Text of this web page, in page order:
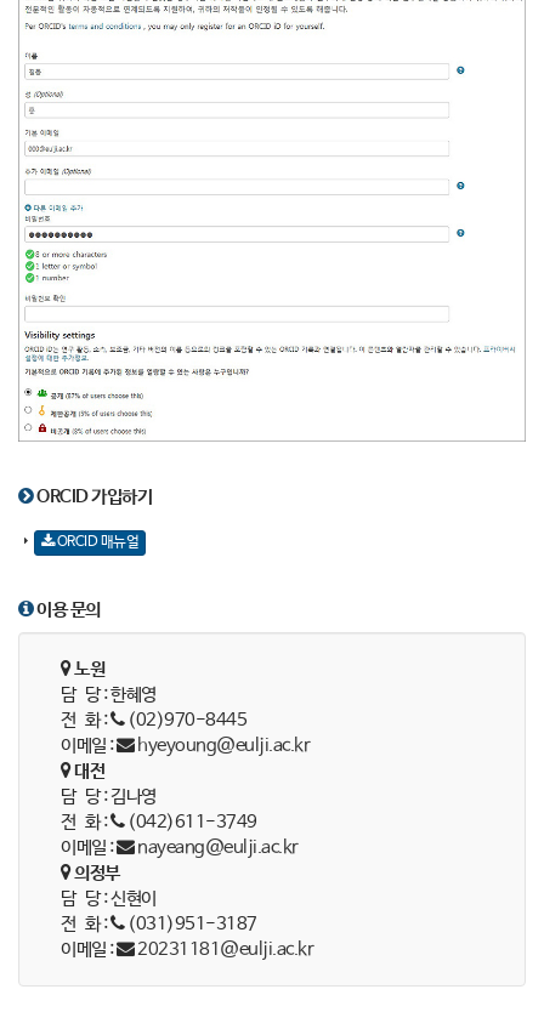
ORCID 가입하기
ORCID 매뉴얼
이용 문의
노원
담 당 : 한혜영
전 화 :
(02)970-8445
이메일 :
hyeyoung@eulji.ac.kr
대전
담 당 : 김나영
전 화 :
(042)611-3749
이메일 :
nayeang@eulji.ac.kr
의정부
담 당 : 신현이
전 화 :
(031)951-3187
이메일 :
20231181@eulji.ac.kr